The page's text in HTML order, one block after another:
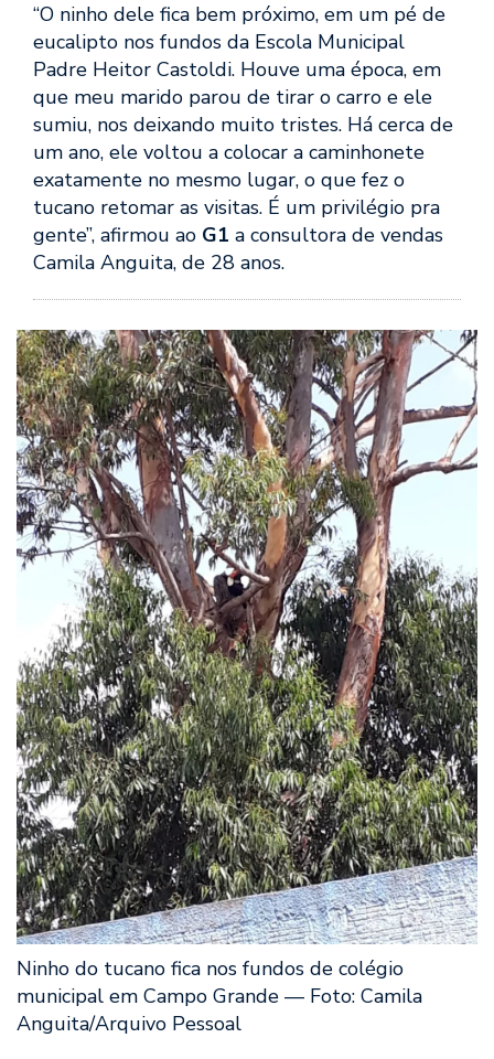
“O ninho dele fica bem próximo, em um pé de
eucalipto nos fundos da Escola Municipal
Padre Heitor Castoldi. Houve uma época, em
que meu marido parou de tirar o carro e ele
sumiu, nos deixando muito tristes. Há cerca de
um ano, ele voltou a colocar a caminhonete
exatamente no mesmo lugar, o que fez o
tucano retomar as visitas. É um privilégio pra
gente”, afirmou ao G1 a consultora de vendas
Camila Anguita, de 28 anos.
Ninho do tucano fica nos fundos de colégio
municipal em Campo Grande — Foto: Camila
Anguita/Arquivo Pessoal